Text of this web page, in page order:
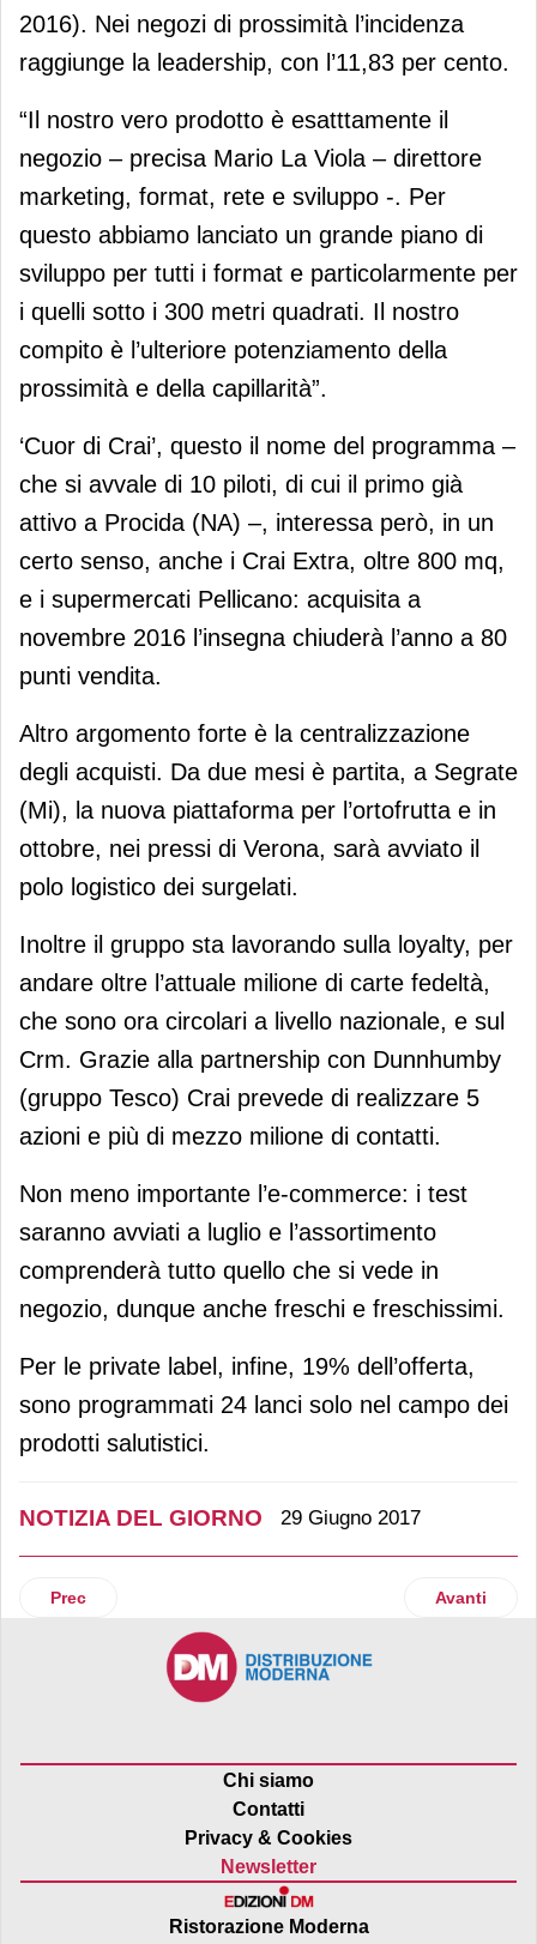
2016). Nei negozi di prossimità l’incidenza
raggiunge la leadership, con l’11,83 per cento.
“Il nostro vero prodotto è esatttamente il
negozio – precisa Mario La Viola – direttore
marketing, format, rete e sviluppo -. Per
questo abbiamo lanciato un grande piano di
sviluppo per tutti i format e particolarmente per
i quelli sotto i 300 metri quadrati. Il nostro
compito è l’ulteriore potenziamento della
prossimità e della capillarità”.
‘Cuor di Crai’, questo il nome del programma –
che si avvale di 10 piloti, di cui il primo già
attivo a Procida (NA) –, interessa però, in un
certo senso, anche i Crai Extra, oltre 800 mq,
e i supermercati Pellicano: acquisita a
novembre 2016 l’insegna chiuderà l’anno a 80
punti vendita.
Altro argomento forte è la centralizzazione
degli acquisti. Da due mesi è partita, a Segrate
(Mi), la nuova piattaforma per l’ortofrutta e in
ottobre, nei pressi di Verona, sarà avviato il
polo logistico dei surgelati.
Inoltre il gruppo sta lavorando sulla loyalty, per
andare oltre l’attuale milione di carte fedeltà,
che sono ora circolari a livello nazionale, e sul
Crm. Grazie alla partnership con Dunnhumby
(gruppo Tesco) Crai prevede di realizzare 5
azioni e più di mezzo milione di contatti.
Non meno importante l’e-commerce: i test
saranno avviati a luglio e l’assortimento
comprenderà tutto quello che si vede in
negozio, dunque anche freschi e freschissimi.
Per le private label, infine, 19% dell’offerta,
sono programmati 24 lanci solo nel campo dei
prodotti salutistici.
NOTIZIA DEL GIORNO 29 Giugno 2017
Articolo precedente: Saldi estivi: gli italiani compreranno,
Prec Articolo
Avanti
Chi siamo
Contatti
Privacy & Cookies
Newsletter
Ristorazione Moderna